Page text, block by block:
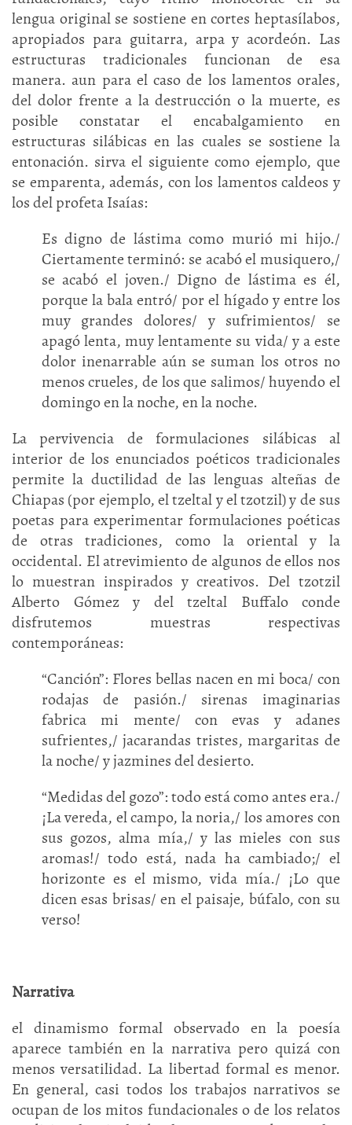
lengua original se sostiene en cortes heptasílabos,
apropiados para guitarra, arpa y acordeón. Las
estructuras tradicionales funcionan de esa
manera. aun para el caso de los lamentos orales,
del dolor frente a la destrucción o la muerte, es
posible constatar el encabalgamiento en
estructuras silábicas en las cuales se sostiene la
entonación. sirva el siguiente como ejemplo, que
se emparenta, además, con los lamentos caldeos y
los del profeta Isaías:
Es digno de lástima como murió mi hijo./
Ciertamente terminó: se acabó el musiquero,/
se acabó el joven./ Digno de lástima es él,
porque la bala entró/ por el hígado y entre los
muy grandes dolores/ y sufrimientos/ se
apagó lenta, muy lentamente su vida/ y a este
dolor inenarrable aún se suman los otros no
menos crueles, de los que salimos/ huyendo el
domingo en la noche, en la noche.
La pervivencia de formulaciones silábicas al
interior de los enunciados poéticos tradicionales
permite la ductilidad de las lenguas alteñas de
Chiapas (por ejemplo, el tzeltal y el tzotzil) y de sus
poetas para experimentar formulaciones poéticas
de otras tradiciones, como la oriental y la
occidental. El atrevimiento de algunos de ellos nos
lo muestran inspirados y creativos. Del tzotzil
Alberto Gómez y del tzeltal Buffalo conde
disfrutemos muestras respectivas
contemporáneas:
“Canción”: Flores bellas nacen en mi boca/ con
rodajas de pasión./ sirenas imaginarias
fabrica mi mente/ con evas y adanes
sufrientes,/ jacarandas tristes, margaritas de
la noche/ y jazmines del desierto.
“Medidas del gozo”: todo está como antes era./
¡La vereda, el campo, la noria,/ los amores con
sus gozos, alma mía,/ y las mieles con sus
aromas!/ todo está, nada ha cambiado;/ el
horizonte es el mismo, vida mía./ ¡Lo que
dicen esas brisas/ en el paisaje, búfalo, con su
verso!
Narrativa
el dinamismo formal observado en la poesía
aparece también en la narrativa pero quizá con
menos versatilidad. La libertad formal es menor.
En general, casi todos los trabajos narrativos se
ocupan de los mitos fundacionales o de los relatos